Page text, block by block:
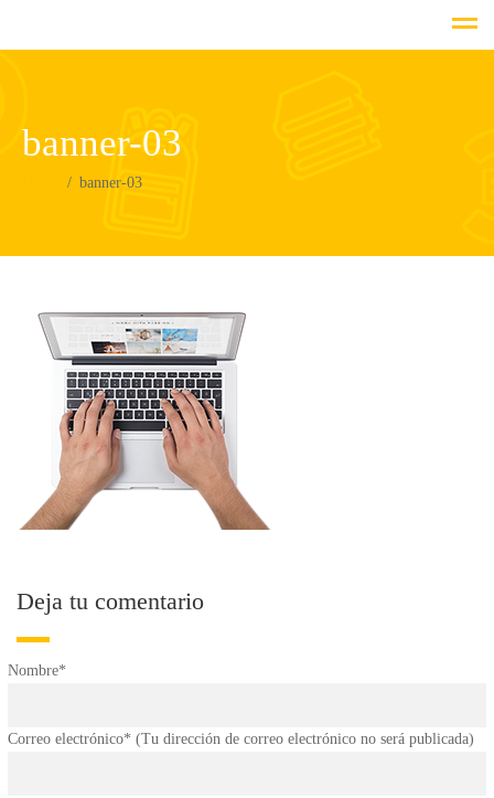
banner-03
banner-03
Deja tu comentario
Nombre*
Correo electrónico* (Tu dirección de correo electrónico no será publicada)